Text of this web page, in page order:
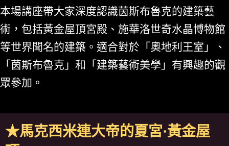
本場講座帶大家深度認識茵斯布魯克的建築藝
術，包括黃金屋頂宮殿、施華洛世奇水晶博物館
等世界聞名的建築。適合對於「奧地利王室」、
「茵斯布魯克」和「建築藝術美學」有興趣的觀
眾參加。
★馬克西米連大帝的夏宮·黃金屋